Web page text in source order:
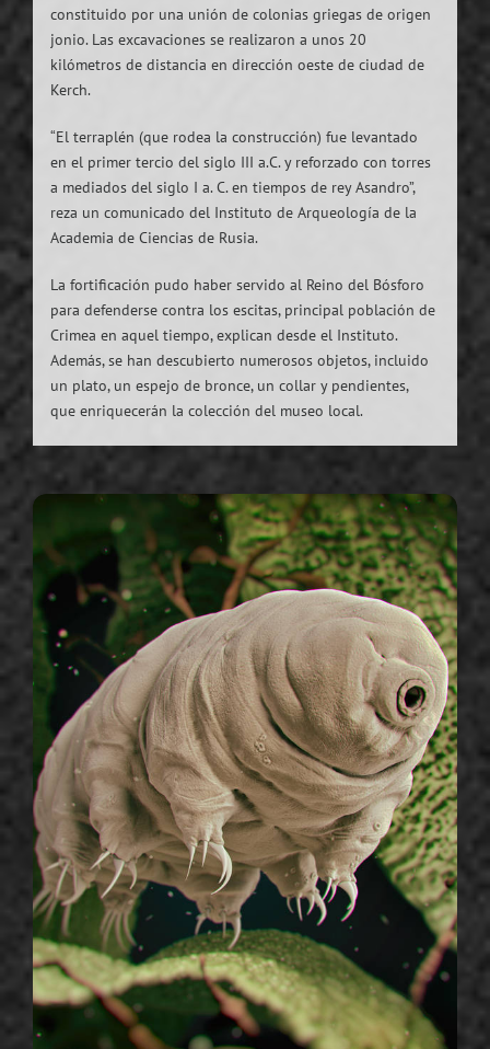
constituido por una unión de colonias griegas de origen
jonio. Las excavaciones se realizaron a unos 20
kilómetros de distancia en dirección oeste de ciudad de
Kerch.
“El terraplén (que rodea la construcción) fue levantado
en el primer tercio del siglo III a.C. y reforzado con torres
a mediados del siglo I a. C. en tiempos de rey Asandro”,
reza un comunicado del Instituto de Arqueología de la
Academia de Ciencias de Rusia.
La fortificación pudo haber servido al Reino del Bósforo
para defenderse contra los escitas, principal población de
Crimea en aquel tiempo, explican desde el Instituto.
Además, se han descubierto numerosos objetos, incluido
un plato, un espejo de bronce, un collar y pendientes,
que enriquecerán la colección del museo local.